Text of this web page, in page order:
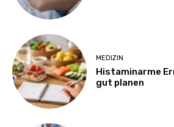
MEDIZIN
Histaminarme
gut planen